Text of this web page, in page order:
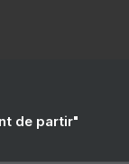
de partir"